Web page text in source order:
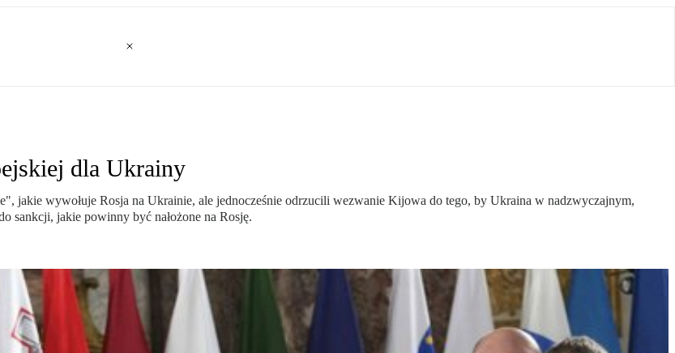
dla Ukrainy
jakie wywołuje Rosja na Ukrainie, ale jednocześnie odrzucili wezwanie Kijowa do tego, by Ukraina w nadzwyczajnym,
sankcji, jakie powinny być nałożone na Rosję.